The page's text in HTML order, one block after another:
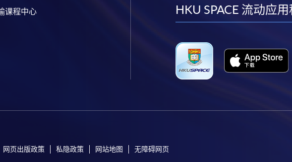
课程中心 HKU SPACE 流动应
网页出版政策 私隐政策 网站地图 无障碍网页